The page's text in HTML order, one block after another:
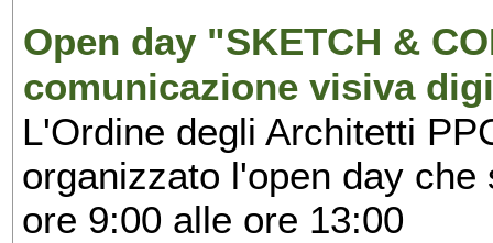
Open day "SKETCH &
comunicazione visiva
L'Ordine degli Architetti
organizzato l'open day
ore 9:00 alle ore 13:00